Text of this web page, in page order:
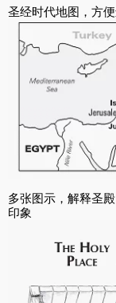
圣经时代地图，方
多张图示，解释圣
印象